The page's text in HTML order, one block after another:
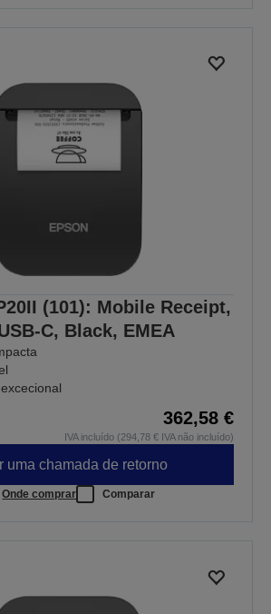
(101): Mobile Receipt,
C, Black, EMEA
362,58 €
IVA incluído (294,78 € IVA não incluído)
uma chamada de retorno
Onde comprar Comparar